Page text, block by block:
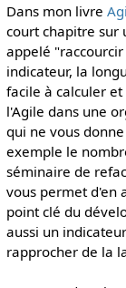
Dans mon livre
court chapitre sur
appelé
indicateur, la
facile à calculer
l'Agile dans une
qui ne vous
exemple le
séminaire de
vous permet d'en
point clé du
aussi un
rapprocher de la